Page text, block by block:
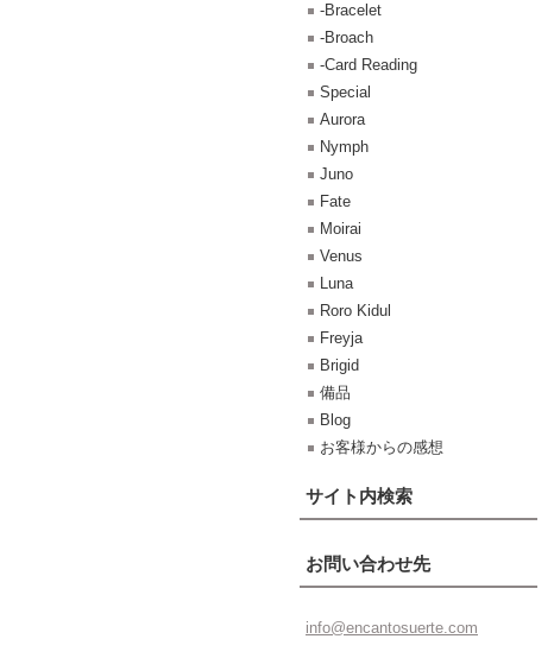
-Bracelet
-Broach
-Card Reading
Special
Aurora
Nymph
Juno
Fate
Moirai
Venus
Luna
Roro Kidul
Freyja
Brigid
備品
Blog
お客様からの感想
サイト内検索
お問い合わせ先
info@encantosuerte.com